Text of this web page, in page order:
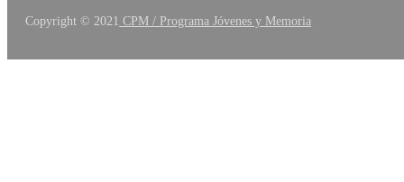
Copyright © 2021 CPM / Programa Jóvenes y Memoria